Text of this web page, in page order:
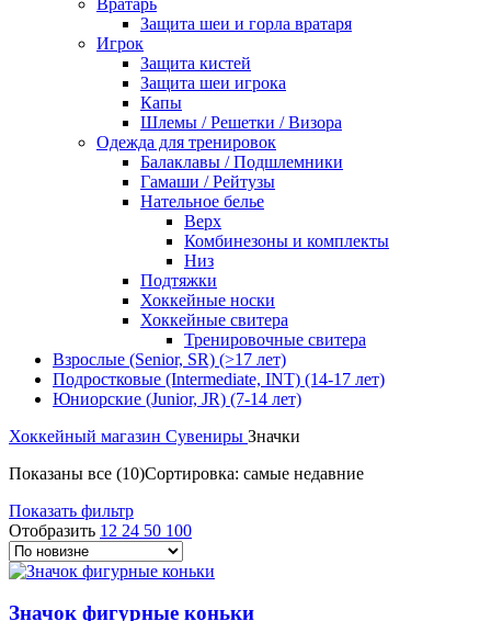
Защита шеи и горла вратаря
Игрок
Защита кистей
Защита шеи игрока
Капы
Шлемы / Решетки / Визора
Одежда для тренировок
Балаклавы / Подшлемники
Гамаши / Рейтузы
Нательное белье
Верх
Комбинезоны и комплекты
Низ
Подтяжки
Хоккейные носки
Хоккейные свитера
Тренировочные свитера
Взрослые (Senior, SR) (>17 лет)
Подростковые (Intermediate, INT) (14-17 лет)
Юниорские (Junior, JR) (7-14 лет)
Хоккейный магазин Сувениры Значки
Показаны все (10)Сортировка: самые недавние
Показать фильтр
Отобразить 12 24 50 100
Значок фигурные коньки